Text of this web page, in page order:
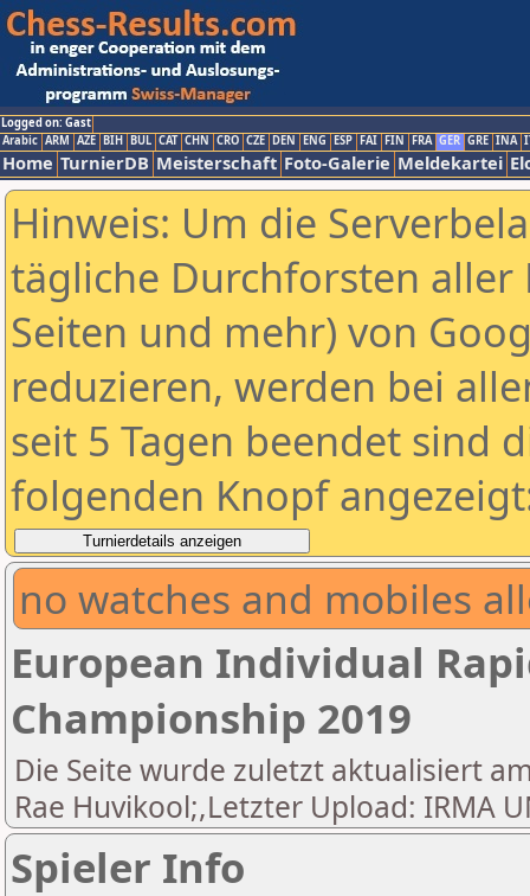
Logged on: Gast
Arabic ARM AZE BIH BUL CAT CHN CRO CZE DEN ENG ESP FAI FIN FRA GER GRE INA
Home TurnierDB Meisterschaft Foto-Galerie Meldekartei
Hinweis: Um die
tägliche Durchforsten aller
Seiten und mehr) von
reduzieren, werden bei
seit 5 Tagen beendet sind
folgenden Knopf
no watches and mobiles
European Individual
Championship 2019
Die Seite wurde zuletzt aktualisiert
Rae Huvikool;,Letzter Upload: IRMA
Spieler Info